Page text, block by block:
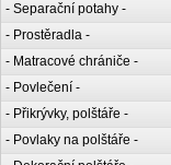
- Separační potahy -
- Prostěradla -
- Matracové chrániče -
- Povlečení -
- Přikrývky, polštáře -
- Povlaky na polštáře -